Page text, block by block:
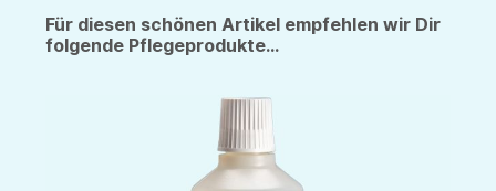
Für diesen schönen Artikel empfehlen wir Dir
folgende Pflegeprodukte...